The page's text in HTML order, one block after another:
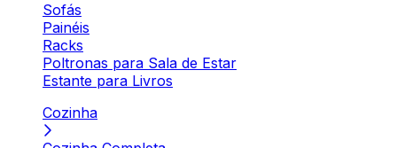
Sofás
Painéis
Racks
Poltronas para Sala de Estar
Estante para Livros
Cozinha